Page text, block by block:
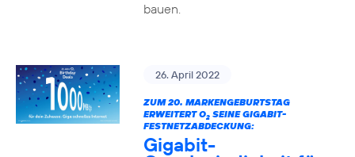
bauen.
26. April 2022
ZUM 20. MARKENGEBURTSTAG
ERWEITERT O2SEINE GIGABIT-
FESTNETZABDECKUNG:
Gigabit-